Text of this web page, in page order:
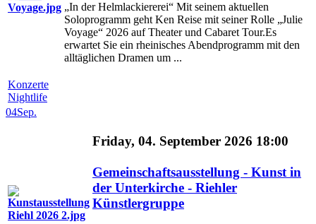
„In der Helmlackiererei“ Mit seinem aktuellen
Soloprogramm geht Ken Reise mit seiner Rolle „Julie
Voyage“ 2026 auf Theater und Cabaret Tour.Es
erwartet Sie ein rheinisches Abendprogramm mit den
alltäglichen Dramen um ...
Konzerte
Nightlife
04Sep.
Friday, 04. September 2026 18:00
Gemeinschaftsausstellung - Kunst in
der Unterkirche - Riehler
Künstlergruppe